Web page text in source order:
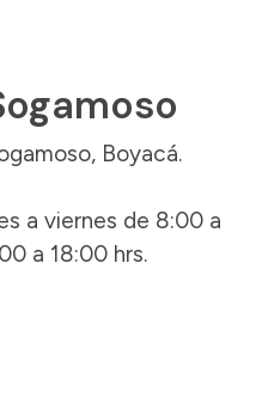
Boyacá.
a viernes de 8:00 a
a 18:00 hrs.